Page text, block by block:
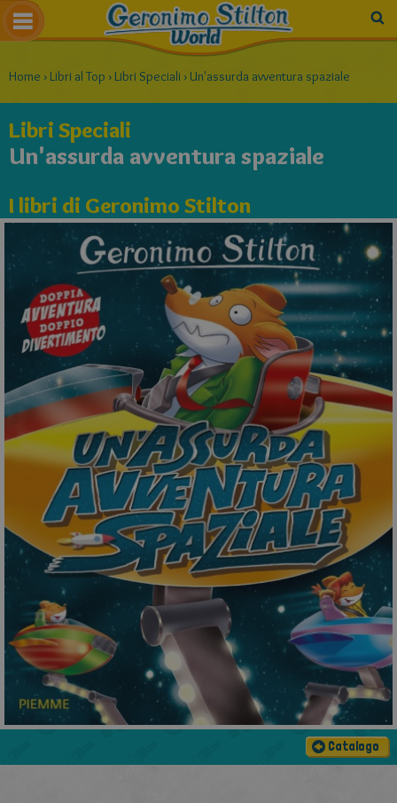
Home › Libri al Top › Libri Speciali › Un'assurda avventura spaziale
Libri Speciali
Un'assurda avventura spaziale
I libri di Geronimo Stilton
Catalogo